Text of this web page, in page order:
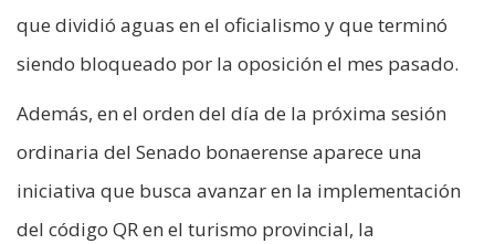
que dividió aguas en el oficialismo y que terminó
siendo bloqueado por la oposición el mes pasado.
Además, en el orden del día de la próxima sesión
ordinaria del Senado bonaerense aparece una
iniciativa que busca avanzar en la implementación
del código QR en el turismo provincial, la